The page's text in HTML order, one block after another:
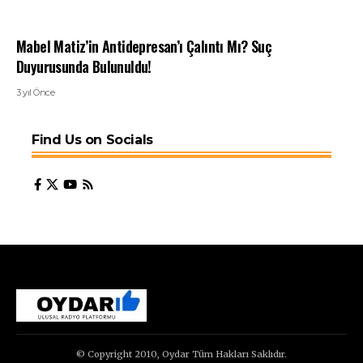
Mabel Matiz’in Antidepresan’ı Çalıntı Mı? Suç
Duyurusunda Bulunuldu!
3 yıl Önce
Find Us on Socials
© Copyright 2010, Oydar Tüm Hakları Saklıdır.